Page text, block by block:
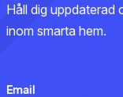
Håll dig uppdaterad
inom smarta hem.
Email